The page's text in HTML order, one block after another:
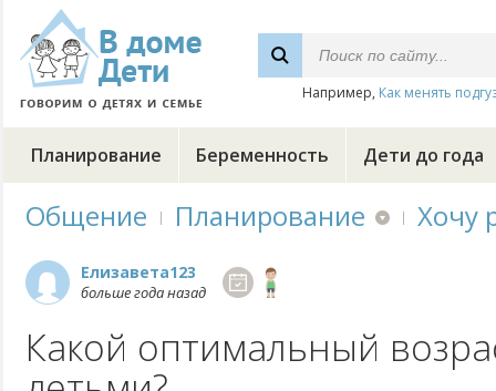
Например, Как менять
Планирование Беременность Дети до года
Общение Планирование Хочу
Елизавета123
больше года назад
Какой оптимальный